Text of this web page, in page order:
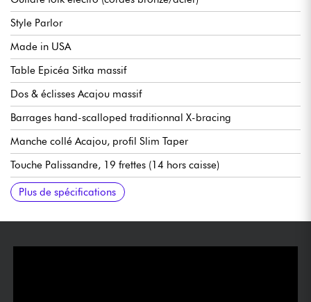
Style Parlor
Made in USA
Table Epicéa Sitka massif
Dos & éclisses Acajou massif
Barrages hand-scalloped traditionnal X-bracing
Manche collé Acajou, profil Slim Taper
Touche Palissandre, 19 frettes (14 hors caisse)
Diapason 24.75"
Radius 12"
Largeur manche 1e frette 1.73" - 4.382 cm
Pré-ampli LR Baggs VTC (mollettes de volume et tonalité dans
la rosace)
Mécaniques Gibson Golden Age
Chevalet en Palissandre
Sillet Graphtech en Tusq
Finition brillant
Verni nitrocellulose
Livrée en étui rigide Gibson
Plus de spécifications